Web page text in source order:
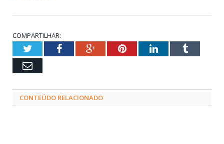
COMPARTILHAR:
TwitterFacebookGoogle+PinterestLinkedInTumblr
Email
CONTEÚDO RELACIONADO